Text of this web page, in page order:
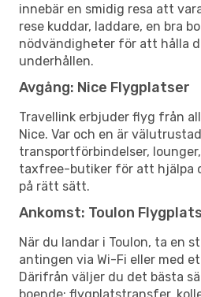
innebär en smidig resa att
rese kuddar, laddare, en bra
nödvändigheter för att hålla
underhållen.
Avgång: Nice Flygplatser
Travellink erbjuder flyg från
Nice. Var och en är
transportförbindelser,
taxfree-butiker för att hjälpa
på rätt sätt.
Ankomst: Toulon
När du landar i Toulon, ta en
antingen via Wi-Fi eller med
Därifrån väljer du det bästa